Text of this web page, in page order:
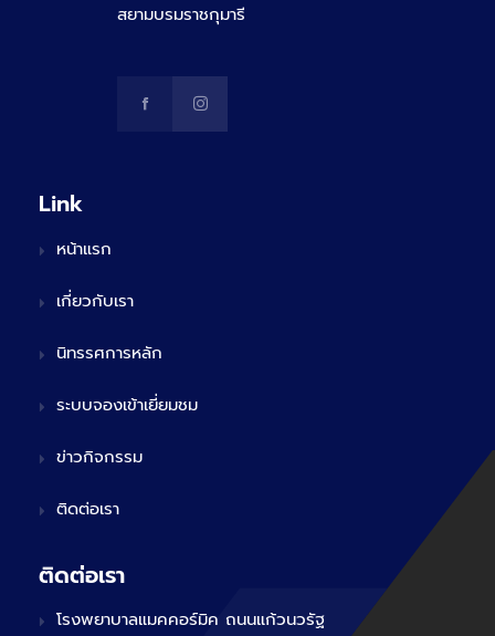
สยามบรมราชกุมารี
Link
หน้าแรก
เกี่ยวกับเรา
นิทรรศการหลัก
ระบบจองเข้าเยี่ยมชม
ข่าวกิจกรรม
ติดต่อเรา
ติดต่อเรา
โรงพยาบาลแมคคอร์มิค ถนนแก้วนวรัฐ